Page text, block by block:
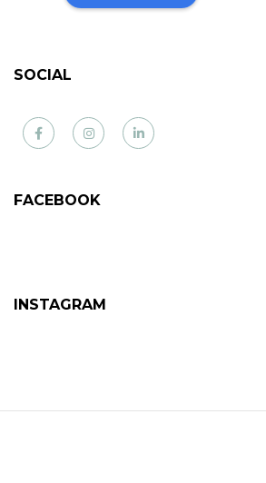
SOCIAL
Facebook Instagram LinkedIn
FACEBOOK
INSTAGRAM